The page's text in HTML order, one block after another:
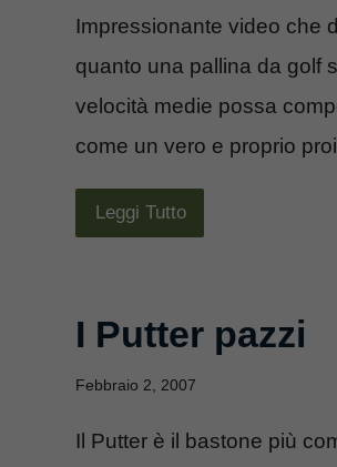
Impressionante video che
quanto una pallina da golf
velocità medie possa
come un vero e proprio
Leggi Tutto
I Putter pazzi
Febbraio 2, 2007
Il Putter è il bastone più